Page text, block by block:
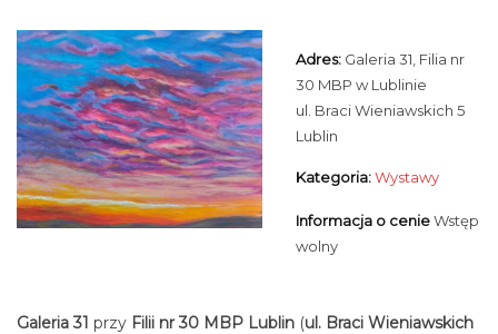
Adres: Galeria 31, Filia nr
30 MBP w Lublinie
ul. Braci Wieniawskich 5
Lublin
Kategoria:Wystawy
Informacja o cenieWstęp
wolny
Galeria 31 przy Filii nr 30 MBP Lublin (ul. Braci Wieniawskich